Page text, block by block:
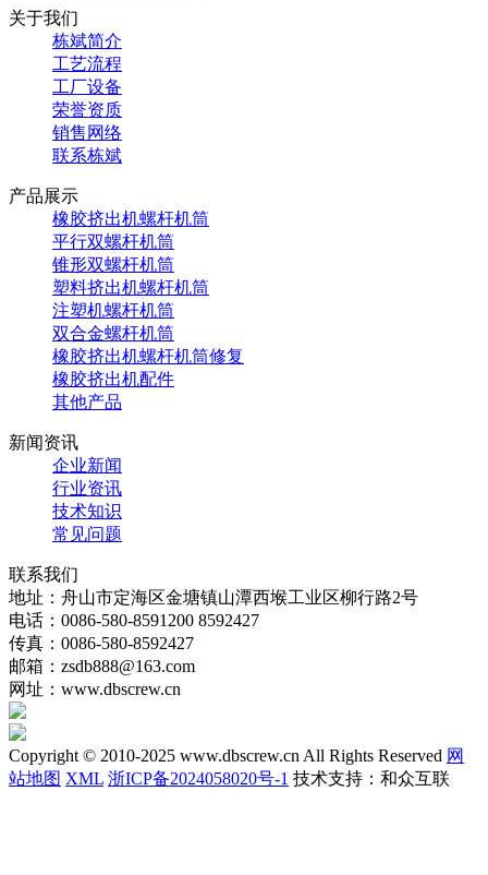
关于我们
栋斌简介
工艺流程
工厂设备
荣誉资质
销售网络
联系栋斌
产品展示
橡胶挤出机螺杆机筒
平行双螺杆机筒
锥形双螺杆机筒
塑料挤出机螺杆机筒
注塑机螺杆机筒
双合金螺杆机筒
橡胶挤出机螺杆机筒修复
橡胶挤出机配件
其他产品
新闻资讯
企业新闻
行业资讯
技术知识
常见问题
联系我们
地址：舟山市定海区金塘镇山潭西堠工业区柳行路2号
电话：0086-580-8591200 8592427
传真：0086-580-8592427
邮箱：zsdb888@163.com
网址：www.dbscrew.cn
Copyright © 2010-2025 www.dbscrew.cn All Rights Reserved 网
站地图 XML 浙ICP备2024058020号-1 技术支持：和众互联